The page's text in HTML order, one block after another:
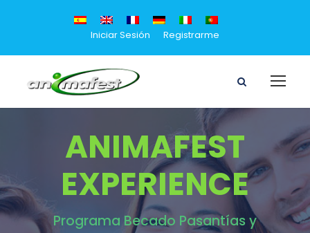
Iniciar Sesión Registrarme
ANIMAFEST
EXPERIENCE
Programa Becado Pasantías y